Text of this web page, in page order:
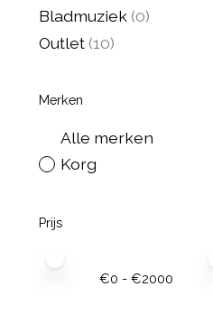
Bladmuziek (0)
Outlet (10)
Merken
Alle merken
Korg
Prijs
€0 - €2000